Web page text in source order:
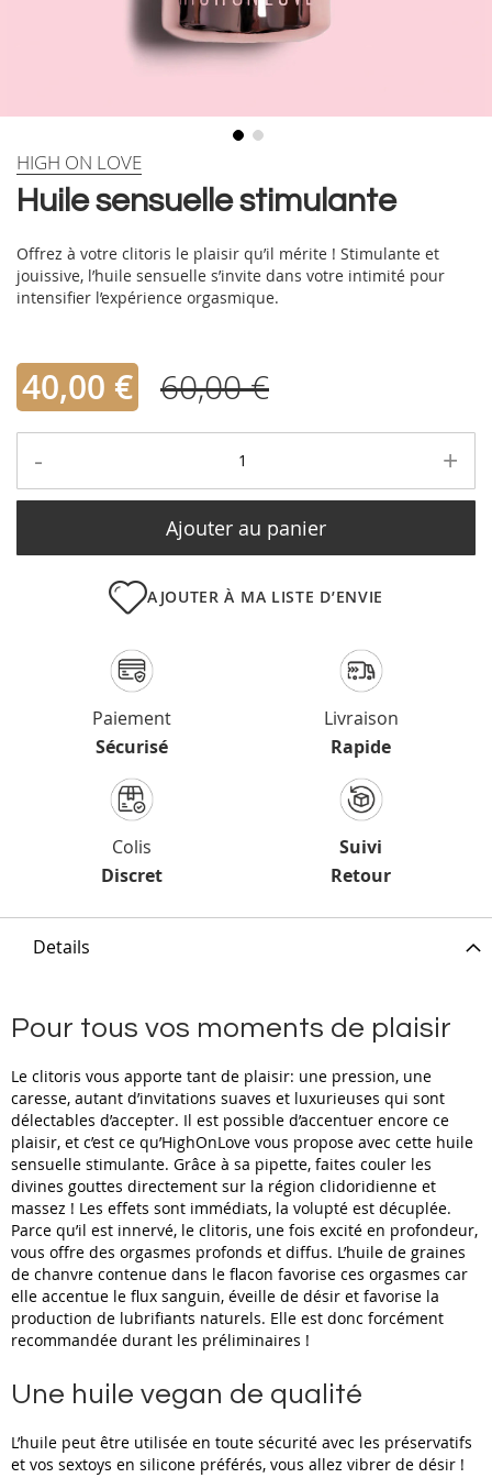
Skip
the
the
images
Huile sensuelle stimulante
HIGH ON LOVE
Offrez à votre clitoris le plaisir qu’il mérite ! Stimulante et
jouissive, l’huile sensuelle s’invite dans votre intimité pour
intensifier l’expérience orgasmique.
40,00 € 60,00 €
- +
Ajouter au panier
AJOUTER À MA LISTE D’ENVIE
Paiement
Sécurisé
Livraison
Rapide
Colis
Discret
Suivi
Retour
Details
Pour tous vos moments de plaisir
Le clitoris vous apporte tant de plaisir: une pression, une
caresse, autant d’invitations suaves et luxurieuses qui sont
délectables d’accepter. Il est possible d’accentuer encore ce
plaisir, et c’est ce qu’HighOnLove vous propose avec cette huile
sensuelle stimulante. Grâce à sa pipette, faites couler les
divines gouttes directement sur la région clidoridienne et
massez ! Les effets sont immédiats, la volupté est décuplée.
Parce qu’il est innervé, le clitoris, une fois excité en profondeur,
vous offre des orgasmes profonds et diffus. L’huile de graines
de chanvre contenue dans le flacon favorise ces orgasmes car
elle accentue le flux sanguin, éveille de désir et favorise la
production de lubrifiants naturels. Elle est donc forcément
recommandée durant les préliminaires !
Une huile vegan de qualité
L’huile peut être utilisée en toute sécurité avec les préservatifs
et vos sextoys en silicone préférés, vous allez vibrer de désir !